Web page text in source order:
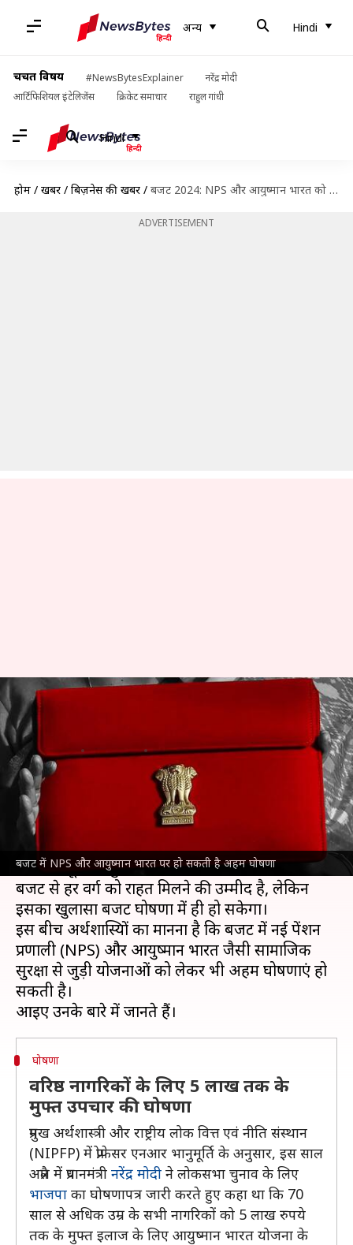
अन्य Hindi
चर्चित विषय #NewsBytesExplainer
नरेंद्र मोदी
आर्टिफिशियल इंटेलिजेंस
क्रिकेट समाचार राहुल गांधी
Hindi
होम / खबरें / बिज़नेस की खबरें / बजट 2024: NPS और आयुष्मान भारत को लेकर हो सकते हैं बड़े ऐलान
ADVERTISEMENT
बजट में NPS और आयुष्मान भारत पर हो सकती है अहम घोषणा
बजट 2024: NPS और आयुष्मान
भारत को लेकर हो सकते हैं बड़े ऐलान
लेखन भारत शर्मा Jul 21, 2024 05:31 pm
क्या है खबर?
वित्त मंत्री निर्मला सीतारमण23 जुलाई को वित्त वर्ष 2024-
25 के लिए आमबजटपेश करने वाली हैं। इसकी सभी
तैयारियां पूरी हो चुकी है।
बजट से हर वर्ग को राहत मिलने की उम्मीद है, लेकिन
इसका खुलासा बजट घोषणा में ही हो सकेगा।
इस बीच अर्थशास्त्रियों का मानना है कि बजट में नई पेंशन
प्रणाली (NPS) और आयुष्मान भारत जैसी सामाजिक
सुरक्षा से जुड़ी योजनाओं को लेकर भी अहम घोषणाएं हो
सकती है।
घोषणा
वरिष्ठ नागरिकों के लिए 5 लाख तक के
मुफ्त उपचार की घोषणा
प्रमुख अर्थशास्त्री और राष्ट्रीय लोक वित्त एवं नीति संस्थान
(NIPFP) में प्रोफेसर एनआर भानुमूर्ति के अनुसार, इस साल
अप्रैल में प्रधानमंत्री नरेंद्र मोदी ने लोकसभा चुनाव के लिए
भाजपा का घोषणापत्र जारी करते हुए कहा था कि 70
साल से अधिक उम्र के सभी नागरिकों को 5 लाख रुपये
तक के मुफ्त इलाज के लिए आयुष्मान भारत योजना के